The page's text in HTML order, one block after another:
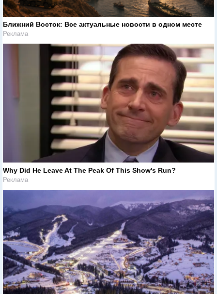
Ближний Восток: Все актуальные новости в одном месте
Реклама
Why Did He Leave At The Peak Of This Show's Run?
Реклама